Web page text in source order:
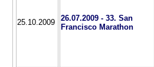
25.10.2009
26.07.2009 - 33. San
Francisco Marathon